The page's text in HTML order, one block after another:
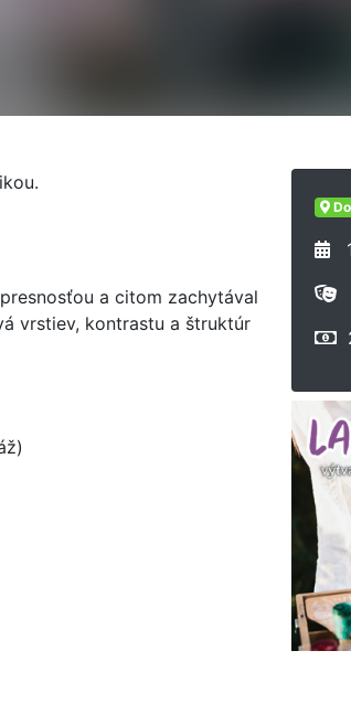
a citom zachytával
vrstiev, kontrastu a štruktúr